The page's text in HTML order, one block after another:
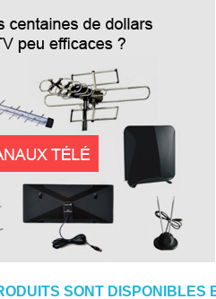
SONT DISPONIBLES